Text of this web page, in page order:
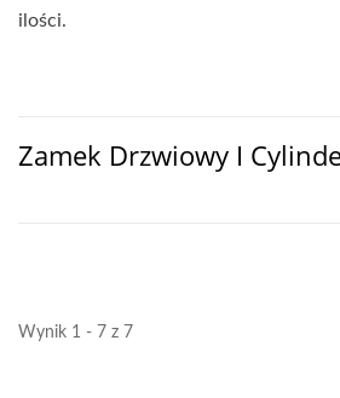
ilości.
Zamek Drzwiowy I
Wynik 1 - 7 z 7